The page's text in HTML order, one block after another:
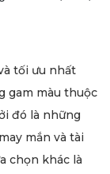
tối ưu nhất
gam màu thuộc
đó là những
mắn và tài
chọn khác là